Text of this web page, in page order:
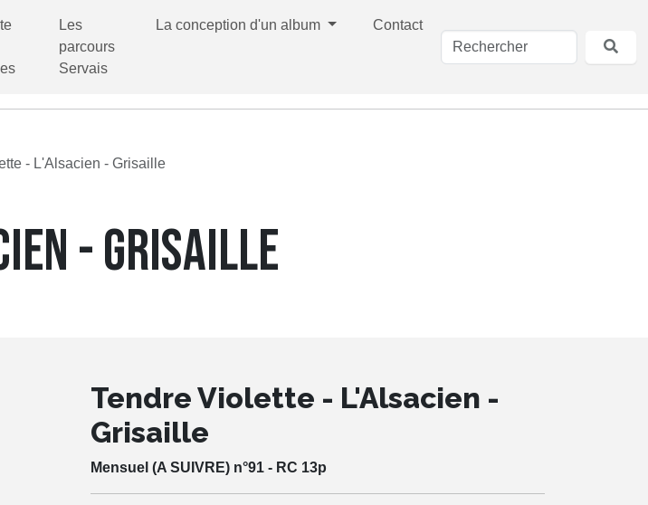
Les
parcours
Servais
La conception d'un album Contact
- L'Alsacien - Grisaille
- GRISAILLE
Tendre Violette - L'Alsacien -
Grisaille
Mensuel (A SUIVRE) n°91 - RC 13p